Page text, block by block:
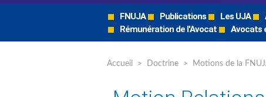
FNUJA Publications Les UJA
Rémunération de l'Avocat
Avocats
Accueil > Doctrine > Motions de la